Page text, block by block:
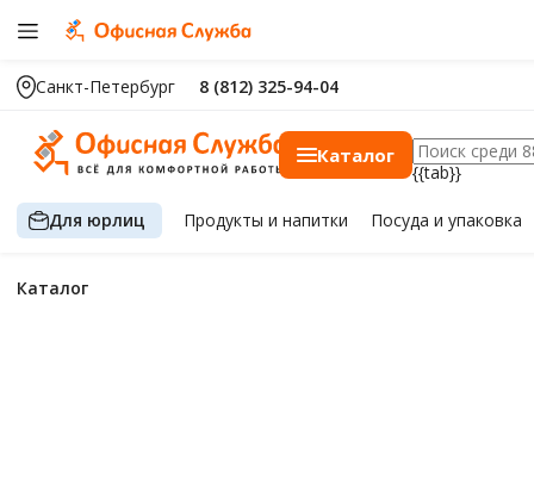
Санкт-Петербург 8 (812) 325-94-04
Каталог
{{tab}}
Для юрлиц Продуктыи напитки Посуда и упаковка
Каталог